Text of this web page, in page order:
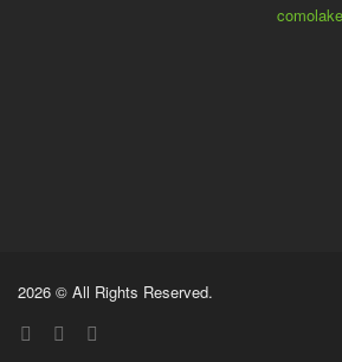
2026 © All Rights Reserved.